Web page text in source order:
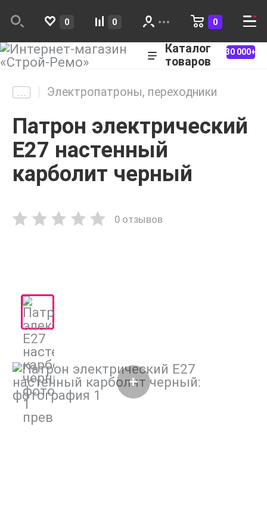
0 0 0
Каталог
товаров
30 000+
Электропатроны, переходники
Патрон электрический
E27 настенный
карболит черный
0 отзывов